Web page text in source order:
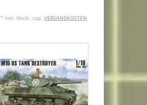
* Inkl. MwSt. zzgl.VERSANDKOSTEN